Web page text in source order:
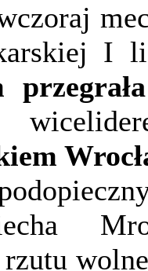
I
przegrała